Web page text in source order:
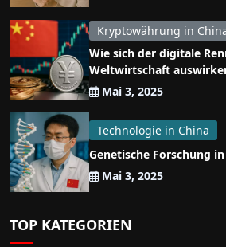
Kryptowährung in
Wie sich der digitale
Weltwirtschaft
Mai 3, 2025
Technologie in China
Genetische Forschung
Mai 3, 2025
TOP KATEGORIEN